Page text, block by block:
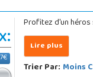
Profitez d'un
Trier Par: Moins